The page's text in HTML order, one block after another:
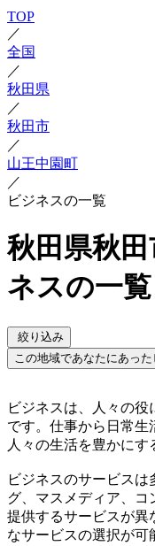
TOP
／
全国
／
秋田県
／
秋田市
／
山王中園町
／
ビジネスの一覧
秋田県秋
ネスの一覧
絞り込み
この地域であなたにあっ
ビジネスは、人々の
です。仕事から日常生
人々の生活を豊かにす
ビジネスのサービス
グ、マスメディア、
提供するサービスが異
なサービスの選択が可